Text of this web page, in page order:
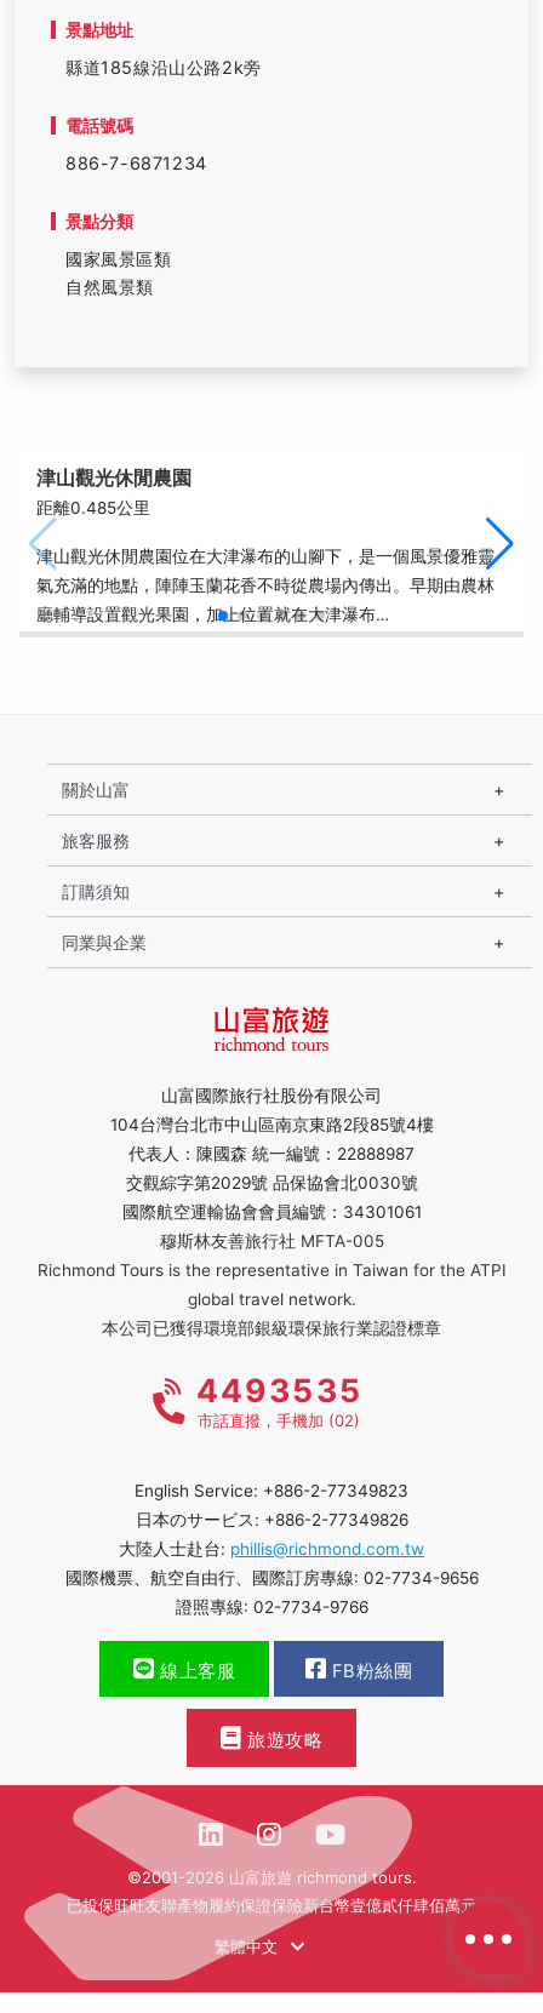
景點地址
縣道185線沿山公路2k旁
電話號碼
886-7-6871234
景點分類
國家風景區類
自然風景類
津山觀光休閒農園
距離0.485公里
津山觀光休閒農園位在大津瀑布的山腳下，是一個風景優雅靈
氣充滿的地點，陣陣玉蘭花香不時從農場內傳出。早期由農林
廳輔導設置觀光果園，加上位置就在大津瀑布…
山富國際旅行社股份有限公司
104台灣台北市中山區南京東路2段85號4樓
代表人：陳國森 統一編號：22888987
交觀綜字第2029號 品保協會北0030號
國際航空運輸協會會員編號：34301061
穆斯林友善旅行社 MFTA-005
Richmond Tours is the representative in Taiwan for the ATPI
global travel network.
本公司已獲得環境部銀級環保旅行業認證標章
關於山富
旅客服務
訂購須知
同業與企業
4493535
市話直撥，手機加 (02)
English Service: +886-2-77349823
日本のサービス: +886-2-77349826
大陸人士赴台: phillis@richmond.com.tw
國際機票、航空自由行、國際訂房專線: 02-7734-9656
證照專線: 02-7734-9766
線上客服 FB粉絲團
旅遊攻略
©2001-2026 山富旅遊 richmond tours.
已投保旺旺友聯產物履約保證保險新台幣壹億貳仟肆佰萬元
繁體中文